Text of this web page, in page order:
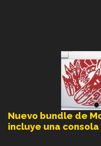
Nuevo bundle de
incluye una consola